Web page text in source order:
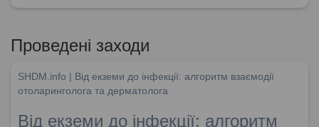
Проведені заходи
SHDM.info | Від екземи до інфекції: алгоритм взаємодії
отоларинголога та дерматолога
Від екземи до інфекції: алгоритм